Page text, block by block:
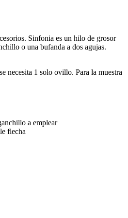
Sinfonia es un hilo de grosor
o una bufanda a dos agujas.
necesita 1 solo ovillo. Para la muestra